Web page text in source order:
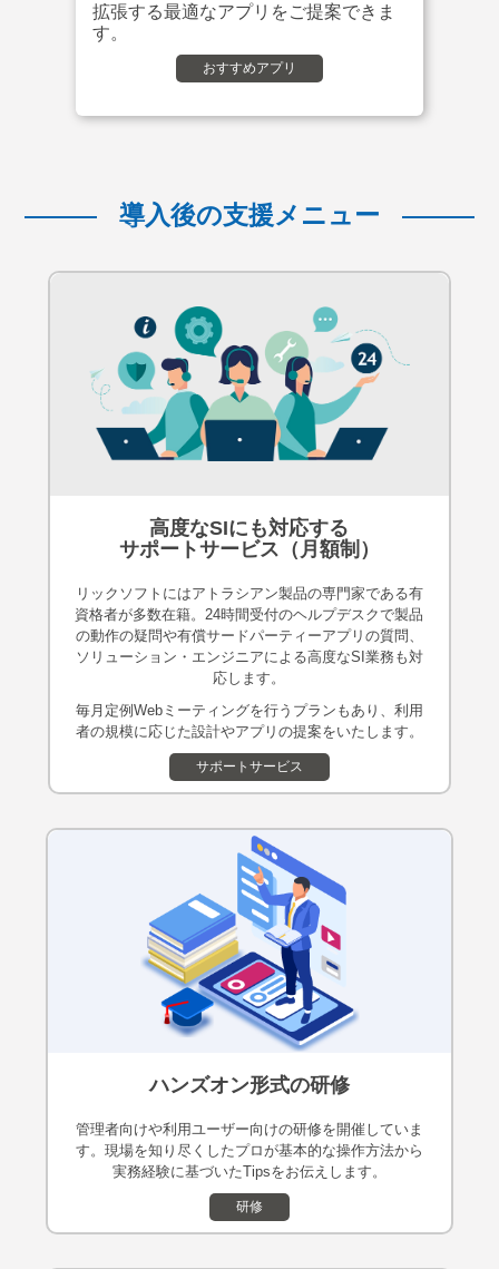
拡張する最適なアプリをご提案できま
す。
おすすめアプリ
導入後の支援メニュー
高度なSIにも対応する
サポートサービス（月額制）
リックソフトにはアトラシアン製品の専門家である有
資格者が多数在籍。24時間受付のヘルプデスクで製品
の動作の疑問や有償サードパーティーアプリの質問、
ソリューション・エンジニアによる高度なSI業務も対
応します。
毎月定例Webミーティングを行うプランもあり、利用
者の規模に応じた設計やアプリの提案をいたします。
サポートサービス
ハンズオン形式の研修
管理者向けや利⽤ユーザー向けの研修を開催していま
す。現場を知り尽くしたプロが基本的な操作⽅法から
実務経験に基づいたTipsをお伝えします。
研修